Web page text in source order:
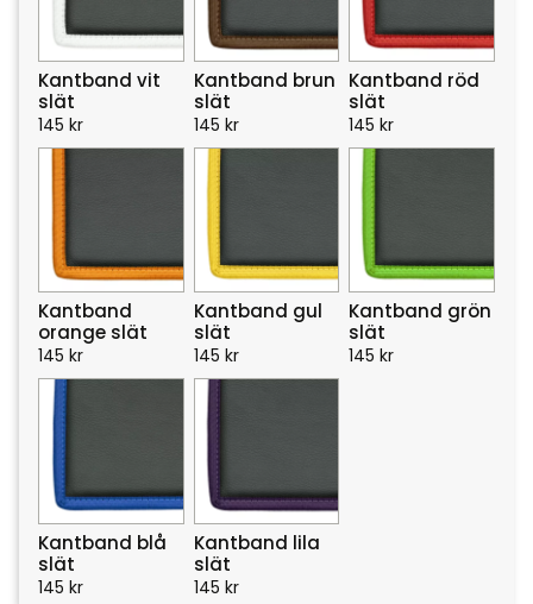
Kantband vit
slät
145 kr
Kantband brun
slät
145 kr
Kantband röd
slät
145 kr
Kantband
orange slät
145 kr
Kantband gul
slät
145 kr
Kantband grön
slät
145 kr
Kantband blå
slät
145 kr
Kantband lila
slät
145 kr